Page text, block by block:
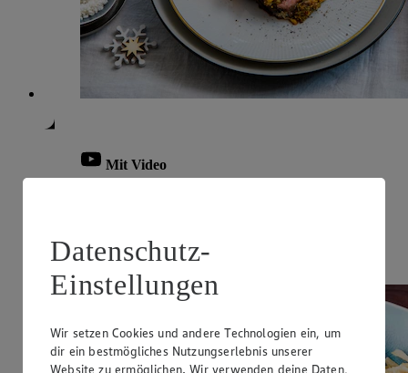
Mit Video
70 min.
Datenschutz-
Einstellungen
Wir setzen Cookies und andere Technologien ein, um
dir ein bestmögliches Nutzungserlebnis unserer
Website zu ermöglichen. Wir verwenden deine Daten,